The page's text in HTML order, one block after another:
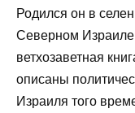
Родился он в
Северном
ветхозаветная
описаны
Израиля того